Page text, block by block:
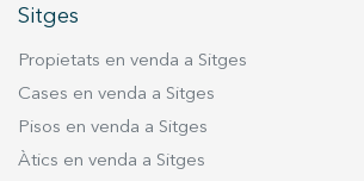
actual i totalment equipada,
funcionalitat, convertint-se en un
per al dia a dia com per a rebre
conjunt, es tracta d'un habitatge
comoditat, exclusivitat i disseny,
Sitges
Propietats en venda a Sitges
Cases en venda a Sitges
Pisos en venda a Sitges
Àtics en venda a Sitges